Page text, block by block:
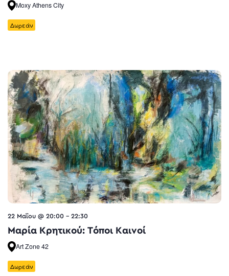
Moxy Athens City
Δωρεάν
22 Μαΐου @ 20:00 - 22:30
Μαρία Κρητικού: Τόποι Καινοί
Art Zone 42
Δωρεάν